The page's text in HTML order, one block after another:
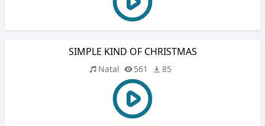
SIMPLE KIND OF CHRISTMAS
Natal 561 85